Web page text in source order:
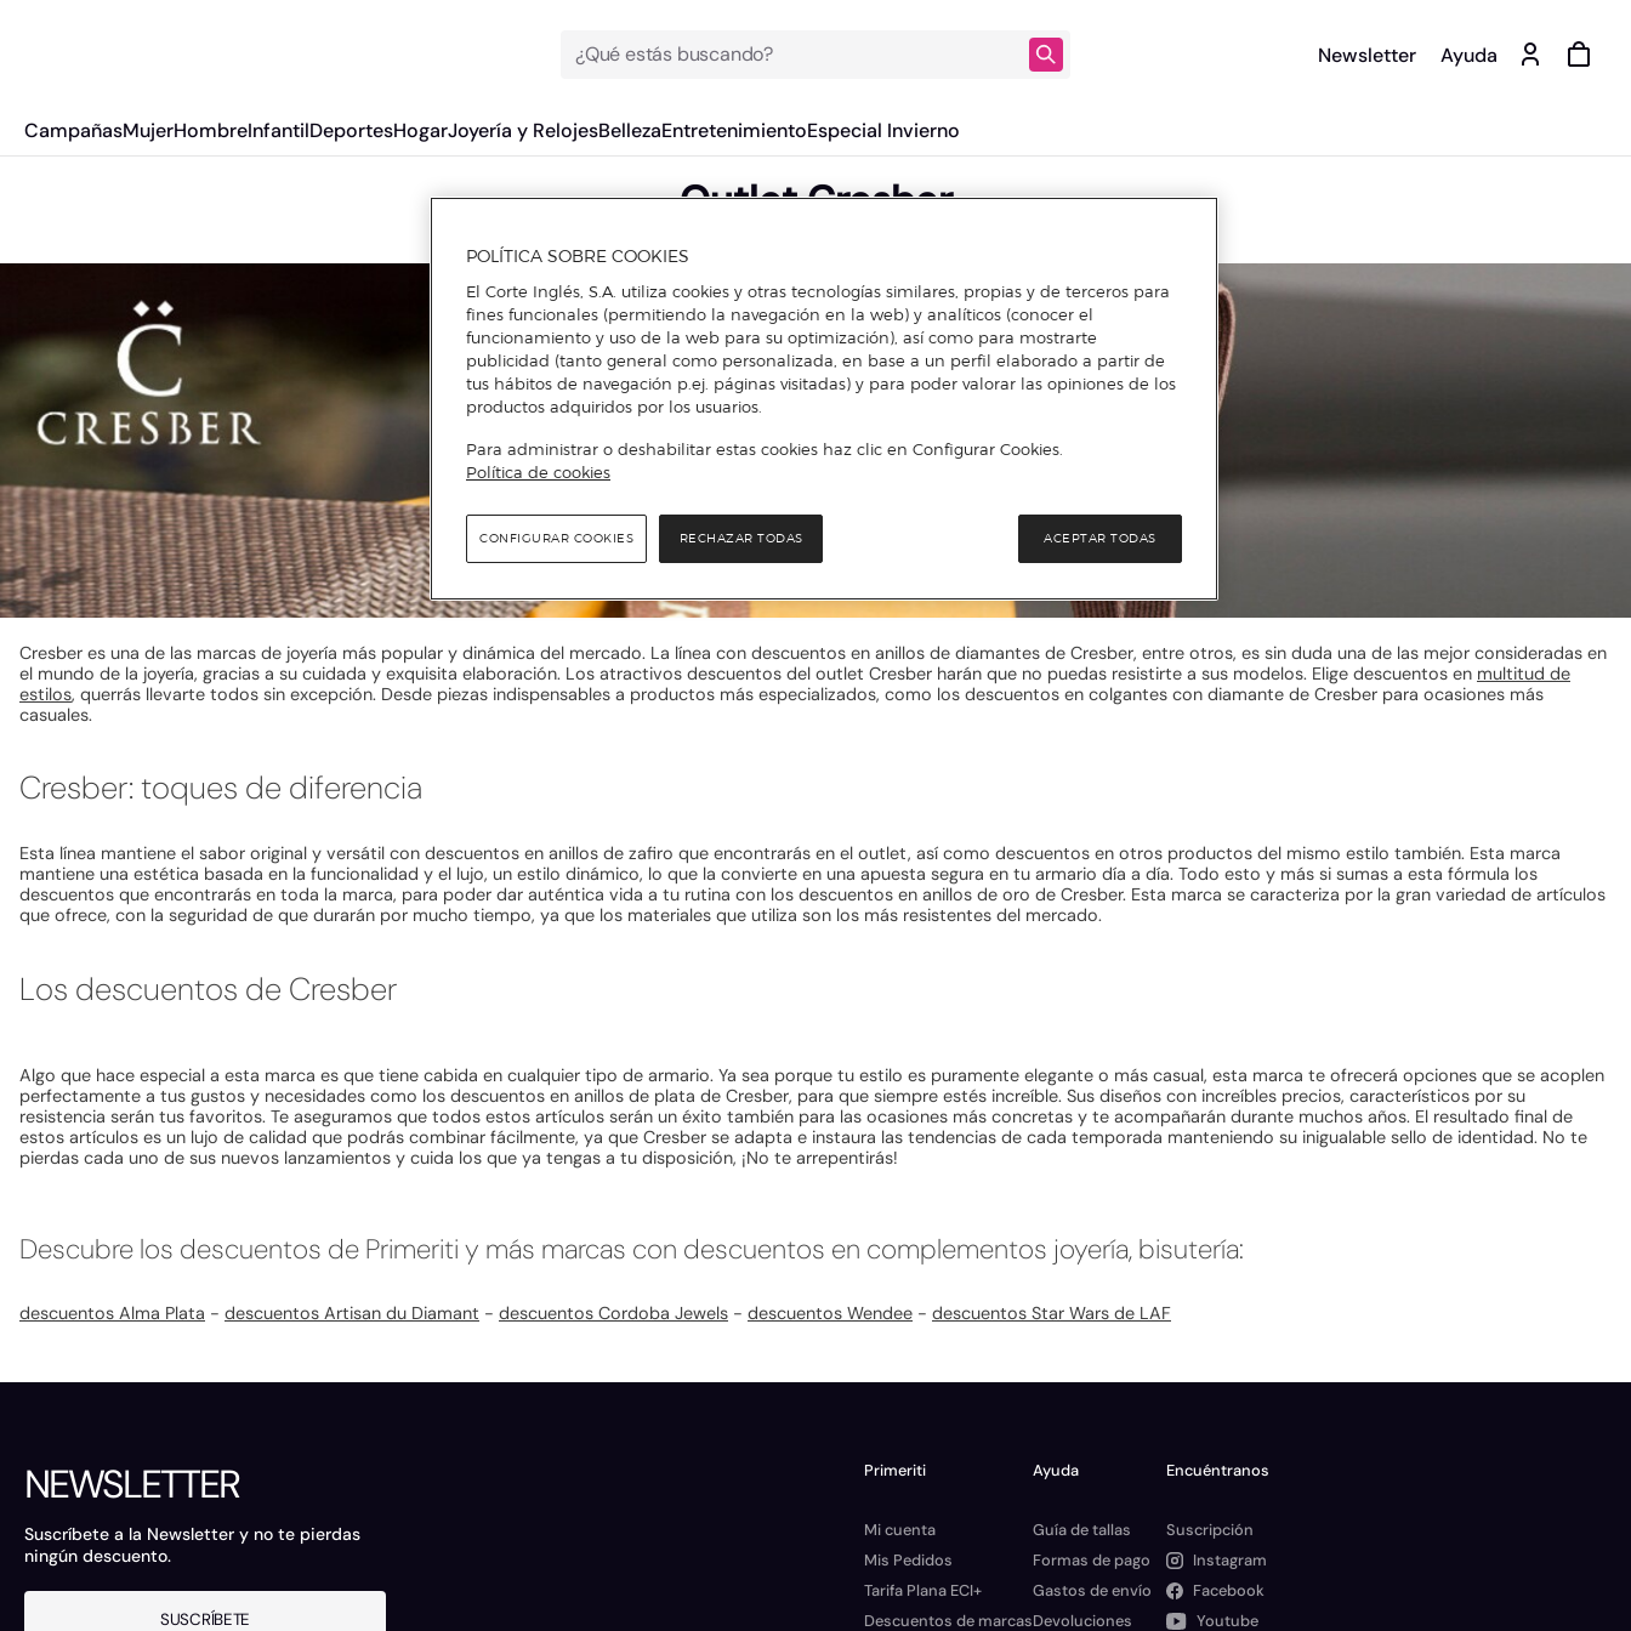
¿Qué estás buscando? Newsletter Ayuda
CampañasMujerHombreInfantilDeportesHogarJoyería y RelojesBellezaEntretenimientoEspecial Invierno
Outlet Cresber
Cresber es una de las marcas de joyería más popular y dinámica del mercado. La línea con descuentos en anillos de diamantes de Cresber, entre otros, es sin duda una de las mejor consideradas en
el mundo de la joyería, gracias a su cuidada y exquisita elaboración. Los atractivos descuentos del outlet Cresber harán que no puedas resistirte a sus modelos. Elige descuentos en multitud de
estilos, querrás llevarte todos sin excepción. Desde piezas indispensables a productos más especializados, como los descuentos en colgantes con diamante de Cresber para ocasiones más
casuales.
Cresber: toques de diferencia
Esta línea mantiene el sabor original y versátil con descuentos en anillos de zafiro que encontrarás en el outlet, así como descuentos en otros productos del mismo estilo también. Esta marca
mantiene una estética basada en la funcionalidad y el lujo, un estilo dinámico, lo que la convierte en una apuesta segura en tu armario día a día. Todo esto y más si sumas a esta fórmula los
descuentos que encontrarás en toda la marca, para poder dar auténtica vida a tu rutina con los descuentos en anillos de oro de Cresber. Esta marca se caracteriza por la gran variedad de artículos
que ofrece, con la seguridad de que durarán por mucho tiempo, ya que los materiales que utiliza son los más resistentes del mercado.
Los descuentos de Cresber
Algo que hace especial a esta marca es que tiene cabida en cualquier tipo de armario. Ya sea porque tu estilo es puramente elegante o más casual, esta marca te ofrecerá opciones que se acoplen
perfectamente a tus gustos y necesidades como los descuentos en anillos de plata de Cresber, para que siempre estés increíble. Sus diseños con increíbles precios, característicos por su
resistencia serán tus favoritos. Te aseguramos que todos estos artículos serán un éxito también para las ocasiones más concretas y te acompañarán durante muchos años. El resultado final de
estos artículos es un lujo de calidad que podrás combinar fácilmente, ya que Cresber se adapta e instaura las tendencias de cada temporada manteniendo su inigualable sello de identidad. No te
pierdas cada uno de sus nuevos lanzamientos y cuida los que ya tengas a tu disposición, ¡No te arrepentirás!
Descubre los descuentos de Primeriti y más marcas con descuentos en complementos joyería, bisutería:
descuentos Alma Plata - descuentos Artisan du Diamant - descuentos Cordoba Jewels - descuentos Wendee - descuentos Star Wars de LAF
NEWSLETTER
Suscríbete a la Newsletter y no te pierdas
ningún descuento.
SUSCRÍBETE
Primeriti
Mi cuenta
Mis Pedidos
Tarifa Plana ECI+
Descuentos de marcas
Ayuda
Guía de tallas
Formas de pago
Gastos de envío
Devoluciones
Encuéntranos
Suscripción
Instagram
Facebook
Youtube
POLÍTICA SOBRE COOKIES
El Corte Inglés, S.A. utiliza cookies y otras tecnologías similares, propias y de terceros para
fines funcionales (permitiendo la navegación en la web) y analíticos (conocer el
funcionamiento y uso de la web para su optimización), así como para mostrarte
publicidad (tanto general como personalizada, en base a un perfil elaborado a partir de
tus hábitos de navegación p.ej. páginas visitadas) y para poder valorar las opiniones de los
productos adquiridos por los usuarios.
Para administrar o deshabilitar estas cookies haz clic en Configurar Cookies.
Política de cookies
RECHAZAR TODAS ACEPTAR TODAS
CONFIGURAR COOKIES